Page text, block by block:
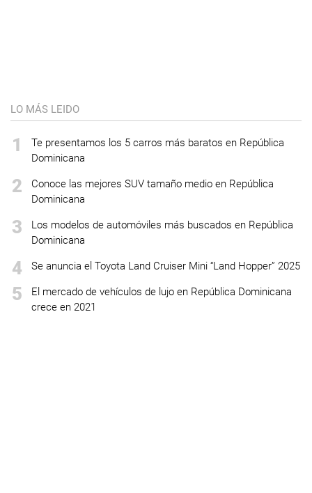
LO MÁS LEIDO
1
Te presentamos los 5 carros más baratos en República
Dominicana
2
Conoce las mejores SUV tamaño medio en República
Dominicana
3
Los modelos de automóviles más buscados en República
Dominicana
4 Se anuncia el Toyota Land Cruiser Mini “Land Hopper” 2025
5
El mercado de vehículos de lujo en República Dominicana
crece en 2021